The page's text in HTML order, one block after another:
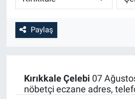
Paylaş
Kırıkkale Çelebi 07
nöbetçi eczane adres,